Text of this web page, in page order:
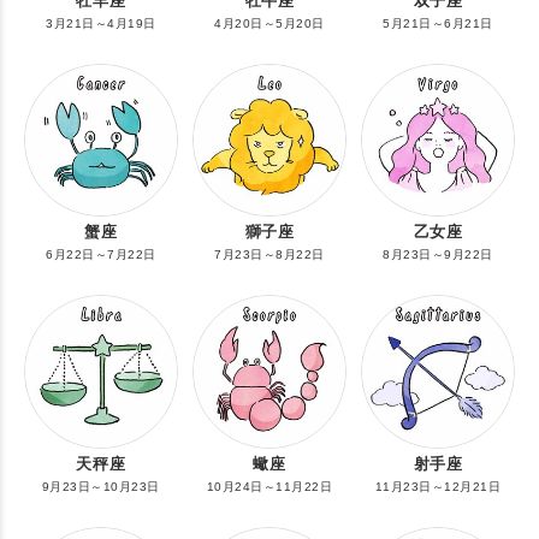
3月21日～4月19日 4月20日～5月20日 5月21日～6月21日
蟹座
6月22日～7月22日
獅子座
7月23日～8月22日
乙女座
8月23日～9月22日
天秤座
9月23日～10月23日
蠍座
10月24日～11月22日
射手座
11月23日～12月21日